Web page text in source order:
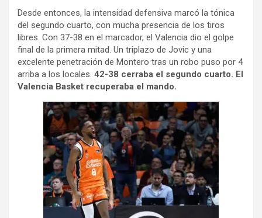
Desde entonces, la intensidad defensiva marcó la tónica
del segundo cuarto, con mucha presencia de los tiros
libres. Con 37-38 en el marcador, el Valencia dio el golpe
final de la primera mitad. Un triplazo de Jovic y una
excelente penetración de Montero tras un robo puso por 4
arriba a los locales. 42-38 cerraba el segundo cuarto. El
Valencia Basket recuperaba el mando.